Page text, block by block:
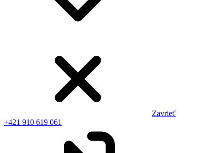
Zavrieť
+421 910 619 061